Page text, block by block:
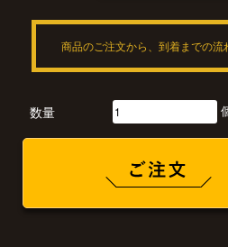
商品のご注文から、到着までの流
数量